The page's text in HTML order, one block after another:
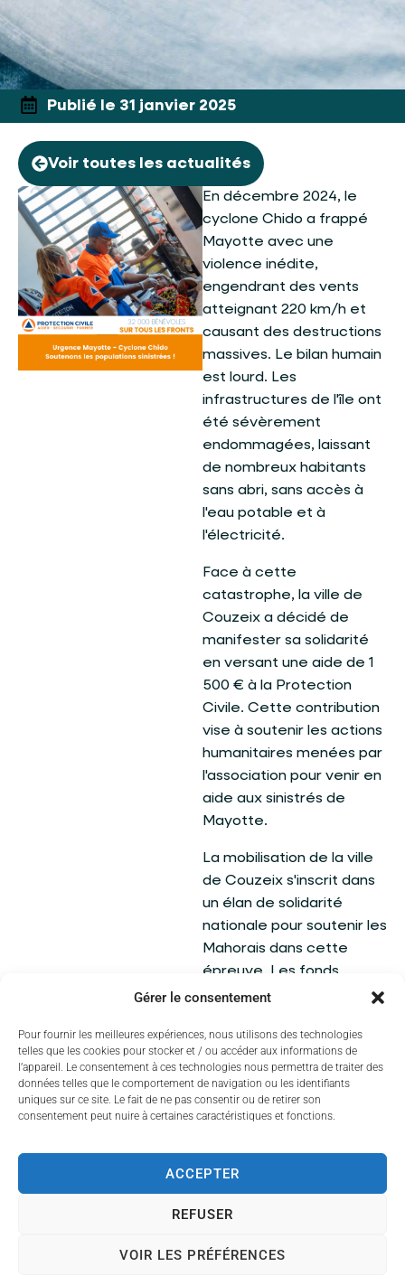
Gérer le consentement
Pour fournir les meilleures expériences, nous utilisons des technologies
telles que les cookies pour stocker et / ou accéder aux informations de
l’appareil. Le consentement à ces technologies nous permettra de traiter des
données telles que le comportement de navigation ou les identifiants
uniques sur ce site. Le fait de ne pas consentir ou de retirer son
consentement peut nuire à certaines caractéristiques et fonctions.
ACCEPTER
REFUSER
VOIR LES PRÉFÉRENCES
Publié le 31 janvier 2025
Voir toutes les actualités
En décembre 2024, le
cyclone Chido a frappé
Mayotte avec une
violence inédite,
engendrant des vents
atteignant 220 km/h et
causant des destructions
massives. Le bilan humain
est lourd. Les
infrastructures de l'île ont
été sévèrement
endommagées, laissant
de nombreux habitants
sans abri, sans accès à
l'eau potable et à
l'électricité.
Face à cette
catastrophe, la ville de
Couzeix a décidé de
manifester sa solidarité
en versant une aide de 1
500 € à la Protection
Civile. Cette contribution
vise à soutenir les actions
humanitaires menées par
l'association pour venir en
aide aux sinistrés de
Mayotte.
La mobilisation de la ville
de Couzeix s'inscrit dans
un élan de solidarité
nationale pour soutenir les
Mahorais dans cette
épreuve. Les fonds
récoltés permettront de
urgents des populations
affectées et de
participer à la
reconstruction de l'île.